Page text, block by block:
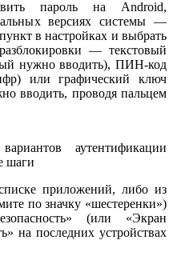
пароль на Android,
версиях системы —
в настройках и выбрать
— текстовый
нужно вводить), ПИН-код
или графический ключ
вводить, проводя пальцем
аутентификации
шаги
приложений, либо из
по значку «шестеренки»)
(или «Экран
на последних устройствах